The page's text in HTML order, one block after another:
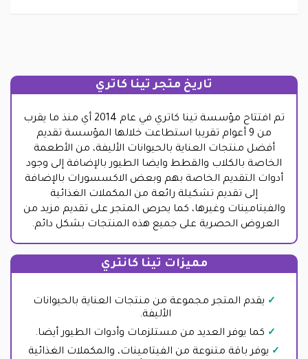
تاريخ متجر تينا كاتري
تم افتتاح مؤسسة تينا كاتري في عام 2014 أي منذ ما يقرب
من 9 أعوام تقريبا استطاعت خلالها المؤسسة تقديم
أفضل منتجات العناية بالحيوانات الأليفة، من الأطعمة
الخاصة بالكلاب والقطط وايضا الطيور بالإضافة إلى وجود
أدوات التقديم الخاصة بهم وبعض الاكسسورات بالإضافة
إلى تقديم تشكيلة رائعة من المكملات الغذائية
والفيتامينات وغيرها، كما يحرص المتجر على تقديم مزيد من
العروض الحصرية على جميع هذه المنتجات بشكل دائم.
مميزات تينا كانتري
يقدم المتجر مجموعة من منتجات العناية بالحيوانات
الأليفة.
كما يوفر العديد من مستلزمات وأدوات الطيور أيضا.
يوفر باقة متنوعة من الفيتامينات، والمكملات الغذائية